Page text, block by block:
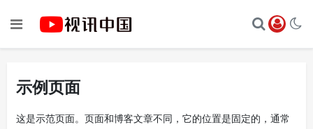
示例页面
这是示范页面。页面和博客文章不同，它的位置是固定的，通常